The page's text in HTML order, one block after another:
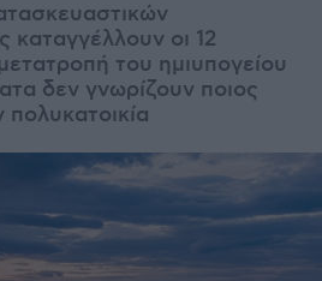
οι 12
του ημιυπογείου
δεν γνωρίζουν ποιος
πολυκατοικία